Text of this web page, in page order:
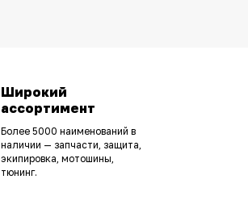
Широкий
ассортимент
Более 5000 наименований в
наличии — запчасти, защита,
экипировка, мотошины,
тюнинг.